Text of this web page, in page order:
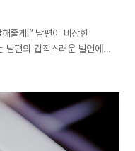
줄게!” 남편이 비장한
남편의 갑작스러운 발언에
한 거 있어? 아님 이거
웃더군요. 남편의 말에 저를
표현도 많이 나누었는데,
느 순간부터 기본적인
운 지인들에게는 사랑한다는